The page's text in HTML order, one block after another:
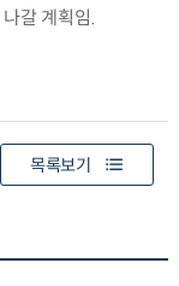
갈 계획임.
목록보기